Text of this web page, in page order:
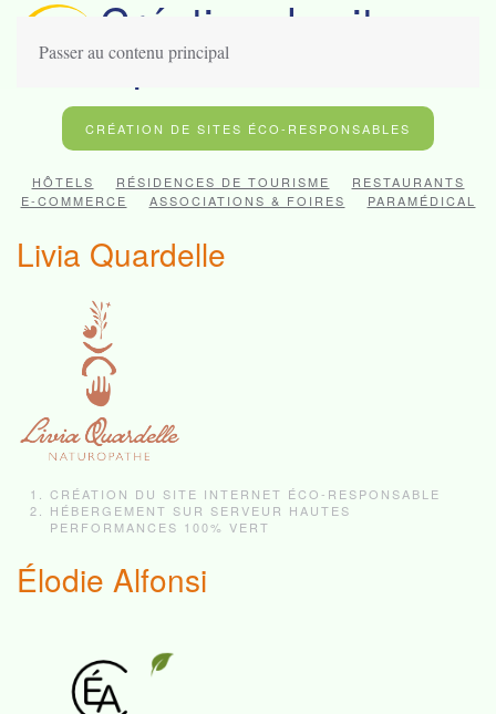
Passer au contenu principal
Création de site
paramédical
CRÉATION DE SITES ÉCO-RESPONSABLES
HÔTELS RÉSIDENCES DE TOURISME
RESTAURANTS
E-COMMERCE
ASSOCIATIONS & FOIRES PARAMÉDICAL
Livia Quardelle
CRÉATION DU SITE INTERNET ÉCO-RESPONSABLE
HÉBERGEMENT SUR SERVEUR HAUTES
PERFORMANCES 100% VERT
Élodie Alfonsi